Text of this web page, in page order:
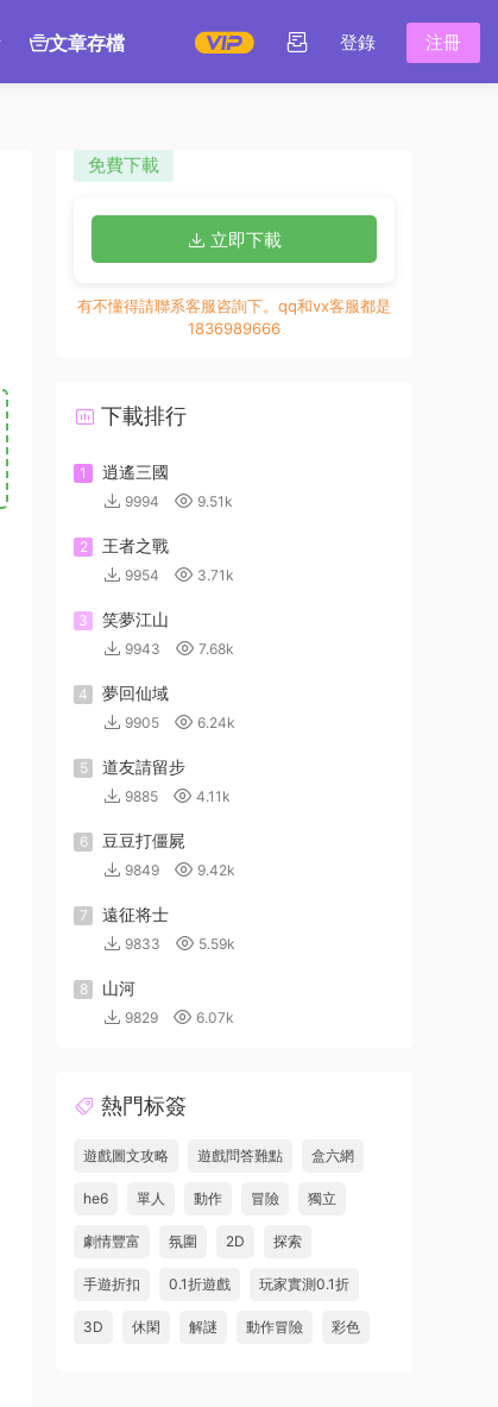
文章存檔 登錄 注冊
免費下載
立即下載
有不懂得請聯系客服咨詢下。qq和vx客服都是
1836989666
下載排行
1 逍遙三國
9994 9.51k
2 王者之戰
9954 3.71k
3 笑夢江山
9943 7.68k
4 夢回仙域
9905 6.24k
5 道友請留步
9885 4.11k
6 豆豆打僵屍
9849 9.42k
7 遠征将士
9833 5.59k
8 山河
9829 6.07k
熱門标簽
遊戲圖文攻略 遊戲問答難點 盒六網
he6 單人 動作 冒險 獨立
劇情豐富 氛圍 2D 探索
手遊折扣 0.1折遊戲 玩家實測0.1折
3D 休閑 解謎 動作冒險 彩色